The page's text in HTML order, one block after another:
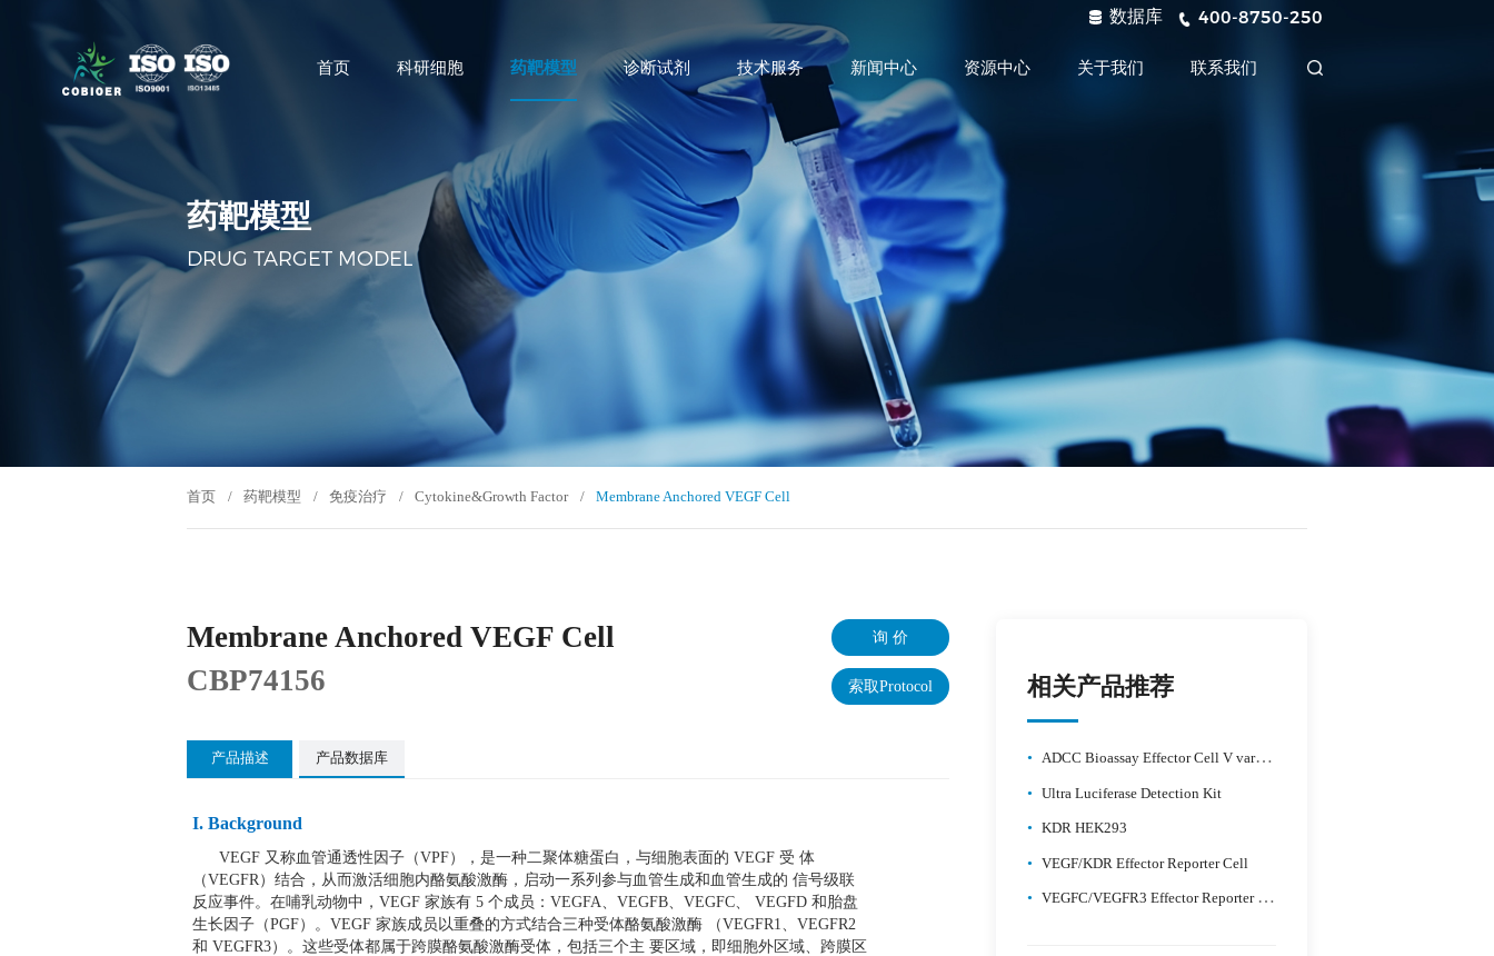
数据库 400-8750-250
首页 科研细胞 药靶模型 诊断试剂 技术服务 新闻中心 资源中心 关于我们 联系我们
药靶模型
DRUG TARGET MODEL
首页 / 药靶模型 / 免疫治疗 / Cytokine&Growth Factor / Membrane Anchored VEGF Cell
Membrane Anchored VEGF Cell
CBP74156
询 价
索取Protocol
产品描述 产品数据库
I. Background
VEGF 又称血管通透性因子（VPF），是一种二聚体糖蛋白，与细胞表面的 VEGF 受 体
（VEGFR）结合，从而激活细胞内酪氨酸激酶，启动一系列参与血管生成和血管生成的 信号级联
反应事件。在哺乳动物中，VEGF 家族有 5 个成员：VEGFA、VEGFB、VEGFC、 VEGFD 和胎盘
生长因子（PGF）。VEGF 家族成员以重叠的方式结合三种受体酪氨酸激酶 （VEGFR1、VEGFR2
和 VEGFR3）。这些受体都属于跨膜酪氨酸激酶受体，包括三个主 要区域，即细胞外区域、跨膜区
相关产品推荐
• ADCC Bioassay Effector Cell V variant (High Affinity)-Fcγ-NFAT/Jurkat
• Ultra Luciferase Detection Kit
• KDR HEK293
• VEGF/KDR Effector Reporter Cell
• VEGFC/VEGFR3 Effector Reporter Cell